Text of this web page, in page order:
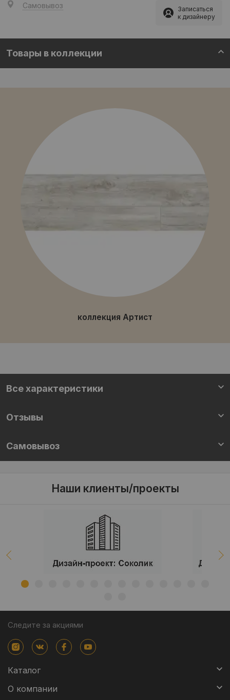
Самовывоз
Записаться
к дизайнеру
Товары в коллекции
коллекция Артист
Все характеристики
Отзывы
Самовывоз
Наши клиенты/проекты
Следите за акциями
Каталог
О компании